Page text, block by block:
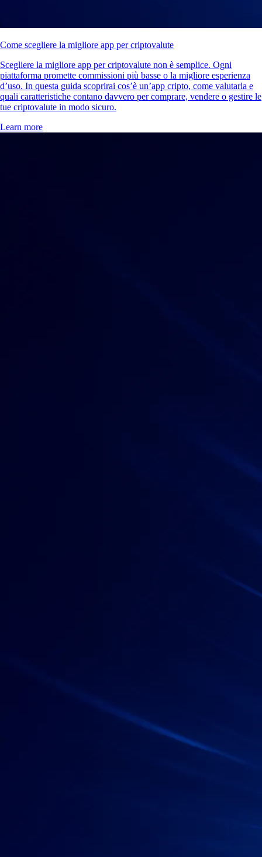
Come scegliere la migliore app per criptovalute
Scegliere la migliore app per criptovalute non è semplice. Ogni
piattaforma promette commissioni più basse o la migliore esperienza
d’uso. In questa guida scoprirai cos’è un’app cripto, come valutarla e
quali caratteristiche contano davvero per comprare, vendere o gestire le
tue criptovalute in modo sicuro.
Learn more